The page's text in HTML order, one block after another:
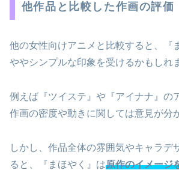
他作品と比較した作画の評価
他の女性向けアニメと比較すると、『
ややシンプルな印象を受けるかもしれ
例えば『ツイステ』や『アイナナ』の
作画の密度や動きに関しては意見が分
しかし、作品全体の雰囲気やキャラデ
ると、『まほやく』は原作のイメージ